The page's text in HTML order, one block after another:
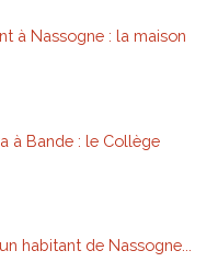
à Nassogne : la maison
à Bande : le Collège
habitant de Nassogne...